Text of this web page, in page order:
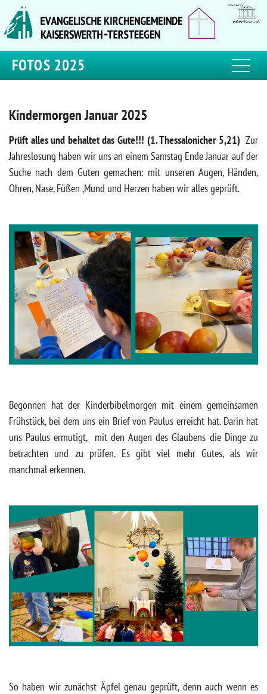
FOTOS 2025
Kindermorgen Januar 2025
Prüft alles und behaltet das Gute!!! (1. Thessalonicher 5,21)Zur
Jahreslosung haben wir uns an einem Samstag Ende Januar auf der
Suche nach dem Guten gemachen: mit unseren Augen, Händen,
Ohren, Nase, Füßen ,Mund und Herzen haben wir alles geprüft.
Begonnen hat der Kinderbibelmorgen mit einem gemeinsamen
Frühstück, bei dem uns ein Brief von Paulus erreicht hat. Darin hat
uns Paulus ermutigt, mit den Augen des Glaubens die Dinge zu
betrachten und zu prüfen. Es gibt viel mehr Gutes, als wir
manchmal erkennen.
So haben wir zunächst Äpfel genau geprüft, denn auch wenn es